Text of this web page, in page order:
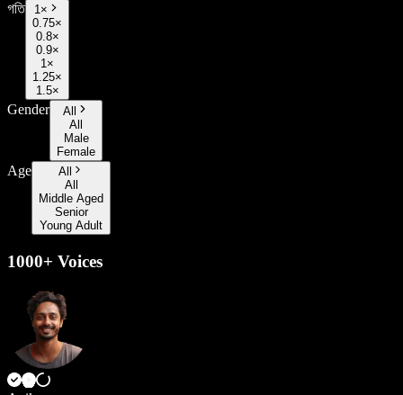
গতি 1×
0.75×
0.8×
0.9×
1×
1.25×
1.5×
Gender
All
All
Male
Female
Age
All
All
Middle Aged
Senior
Young Adult
1000+ Voices